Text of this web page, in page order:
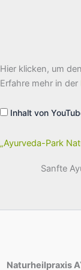
„Ayurveda-
Park
Naturheilpraxis
YouTube
anzeigen
Hier klicken, um
Erfahre mehr in der
Inhalt von
„Ayurveda-Park
Sanfte
Naturheilpraxis